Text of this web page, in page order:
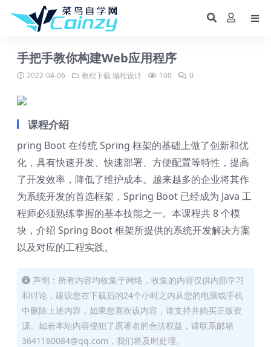
手把手教你构建Web应用程序
2022-04-06 教程下载编程设计 100 0
课程介绍
pring Boot 在传统 Spring 框架的基础上做了创新和优
化，具有快速开发、快速部署、方便配置等特性，提高
了开发效率，降低了维护成本。越来越多的企业将其作
为系统开发的首选框架，Spring Boot 已经成为 Java 工
程师必须熟练掌握的基本技能之一。本课程共 8 个模
块，介绍 Spring Boot 框架所提供的系统开发解决方案
以及对应的工程实践。
声明：所有内容均收集于网络，收集的内容仅供内部学习
和讨论，建议您在下载后的24个小时之内从您的电脑或手机
中删除上述内容，如果您喜欢该内容，请支持并购买正版资
源。如若本站内容侵犯了原著者的合法权益，请联系邮箱
3641180084@qq.com，我们将及时处理。